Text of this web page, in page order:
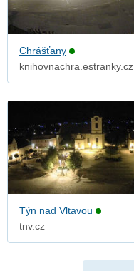
Chrášťany
knihovnachra.estranky.cz
Týn nad Vltavou
tnv.cz